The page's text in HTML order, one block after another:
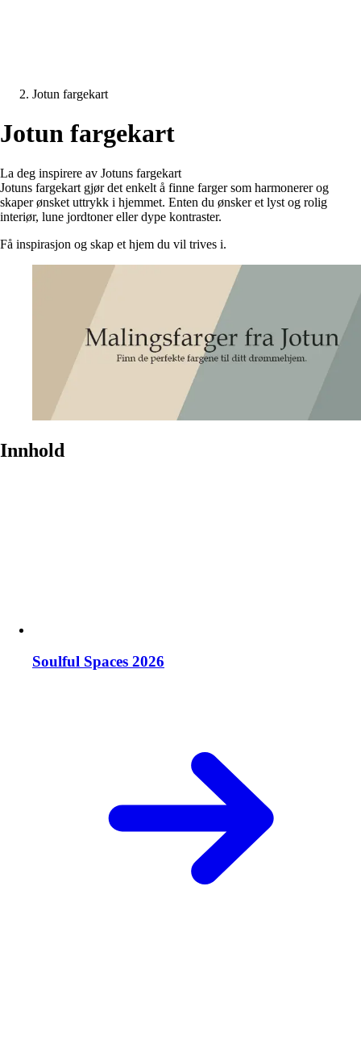
Jotun fargekart
Jotun fargekart
La deg inspirere av Jotuns fargekart
Jotuns fargekart gjør det enkelt å finne farger som harmonerer og
skaper ønsket uttrykk i hjemmet. Enten du ønsker et lyst og rolig
interiør, lune jordtoner eller dype kontraster.
Få inspirasjon og skap et hjem du vil trives i.
Innhold
Soulful Spaces 2026